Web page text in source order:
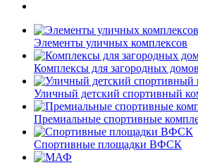
Элементы уличных комплексов
Комплексы для загородных домов
Уличный детский спортивный
Премиальные спортивные
Спортивные площадки ВФСК